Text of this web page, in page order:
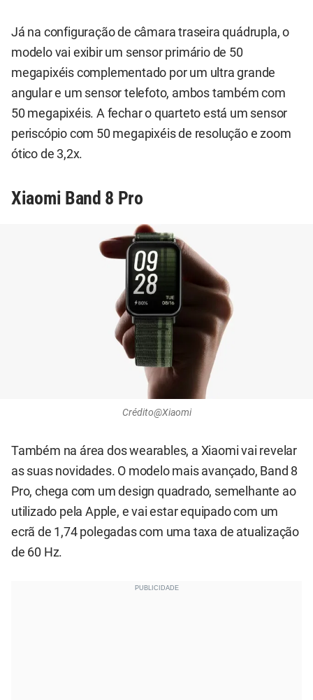
Já na configuração de câmara traseira quádrupla, o
modelo vai exibir um sensor primário de 50
megapixéis complementado por um ultra grande
angular e um sensor telefoto, ambos também com
50 megapixéis. A fechar o quarteto está um sensor
periscópio com 50 megapixéis de resolução e zoom
ótico de 3,2x.
Xiaomi Band 8 Pro
Crédito@Xiaomi
Também na área dos wearables, a Xiaomi vai revelar
as suas novidades. O modelo mais avançado, Band 8
Pro, chega com um design quadrado, semelhante ao
utilizado pela Apple, e vai estar equipado com um
ecrã de 1,74 polegadas com uma taxa de atualização
de 60 Hz.